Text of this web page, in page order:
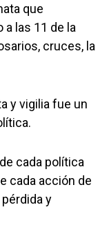
que
las 11 de la
cruces, la
y vigilia fue un
cada política
cada acción de
y